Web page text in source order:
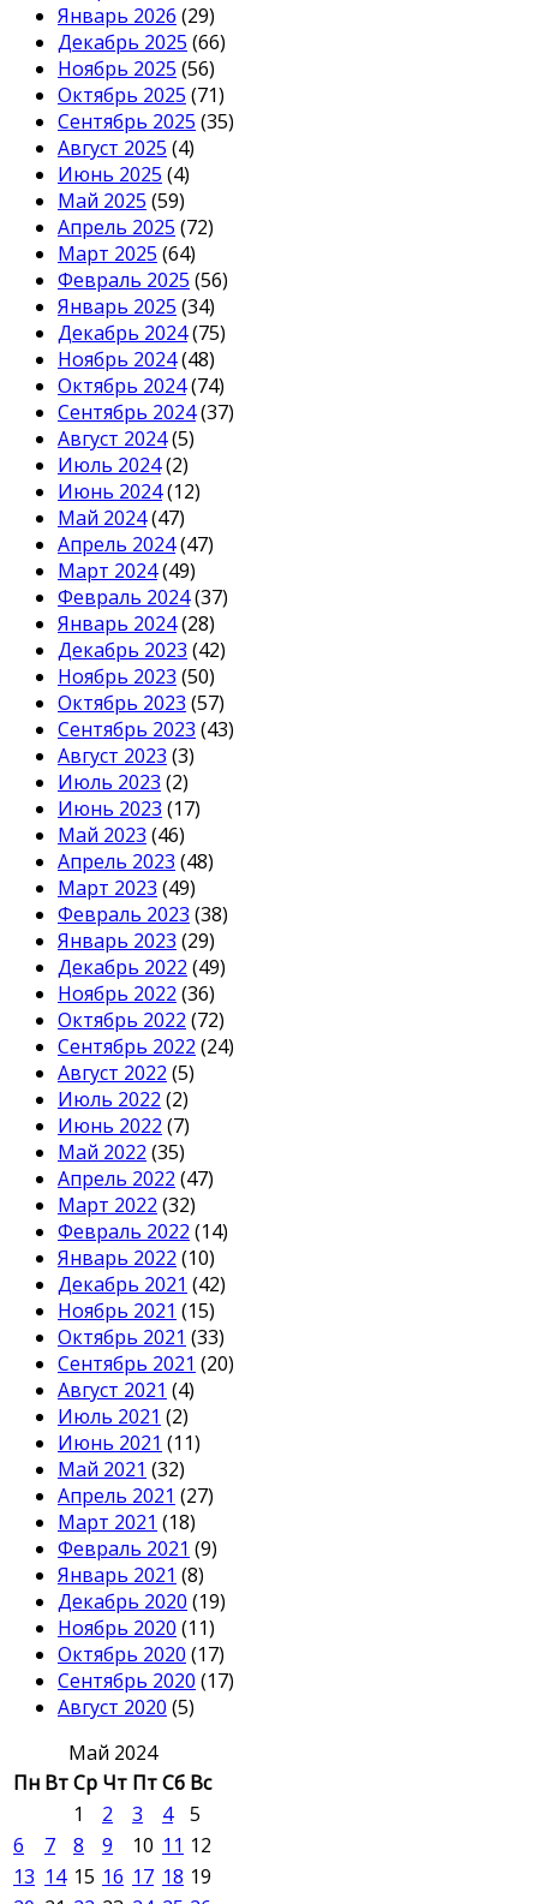
Январь 2026 (29)
Декабрь 2025 (66)
Ноябрь 2025 (56)
Октябрь 2025 (71)
Сентябрь 2025 (35)
Август 2025 (4)
Июнь 2025 (4)
Май 2025 (59)
Апрель 2025 (72)
Март 2025 (64)
Февраль 2025 (56)
Январь 2025 (34)
Декабрь 2024(75)
Ноябрь 2024(48)
Октябрь 2024(74)
Сентябрь 2024(37)
Август 2024(5)
Июль 2024(2)
Июнь 2024(12)
Май 2024(47)
Апрель 2024(47)
Март 2024(49)
Февраль 2024(37)
Январь 2024(28)
Декабрь 2023 (42)
Ноябрь 2023 (50)
Октябрь 2023 (57)
Сентябрь 2023 (43)
Август 2023 (3)
Июль 2023 (2)
Июнь 2023 (17)
Май 2023 (46)
Апрель 2023 (48)
Март 2023 (49)
Февраль 2023 (38)
Январь 2023 (29)
Декабрь 2022 (49)
Ноябрь 2022 (36)
Октябрь 2022 (72)
Сентябрь 2022 (24)
Август 2022 (5)
Июль 2022 (2)
Июнь 2022 (7)
Май 2022 (35)
Апрель 2022 (47)
Март 2022 (32)
Февраль 2022 (14)
Январь 2022 (10)
Декабрь 2021 (42)
Ноябрь 2021 (15)
Октябрь 2021 (33)
Сентябрь 2021 (20)
Август 2021 (4)
Июль 2021 (2)
Июнь 2021 (11)
Май 2021 (32)
Апрель 2021 (27)
Март 2021 (18)
Февраль 2021 (9)
Январь 2021 (8)
Декабрь 2020 (19)
Ноябрь 2020 (11)
Октябрь 2020 (17)
Сентябрь 2020 (17)
Август 2020 (5)
Май 2024
Пн ВтСр Чт ПтСб Вс
1
2 3 4
5
6
7 8 9 10 11 12
13 14 15 16 17 18 19